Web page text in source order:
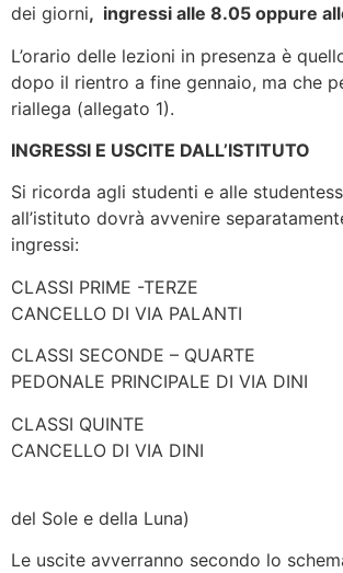
dei giorni, ingressi alle 8.05 oppure
L’orario delle lezioni in presenza è
dopo il rientro a fine gennaio, ma che
riallega (allegato 1).
INGRESSI E USCITE DALL’ISTITUTO
Si ricorda agli studenti e alle
all’istituto dovrà avvenire
ingressi:
CLASSI PRIME -
CANCELLO DI VIA PALANTI
CLASSI SECONDE –
PEDONALE PRINCIPALE DI VIA DINI
CLASSI QUINTE
CANCELLO DI VIA DINI
del Sole e della Luna)
Le uscite avverranno secondo lo